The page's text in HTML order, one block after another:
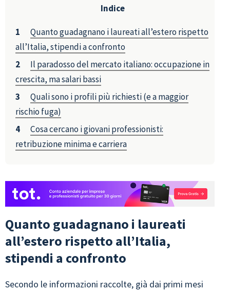
Indice
Quanto guadagnano i laureati all’estero rispetto
all’Italia, stipendi a confronto
Il paradosso del mercato italiano: occupazione in
crescita, ma salari bassi
Quali sono i profili più richiesti (e a maggior
rischio fuga)
Cosa cercano i giovani professionisti:
retribuzione minima e carriera
Quanto guadagnano i laureati
all’estero rispetto all’Italia,
stipendi a confronto
Secondo le informazioni raccolte, già dai primi mesi